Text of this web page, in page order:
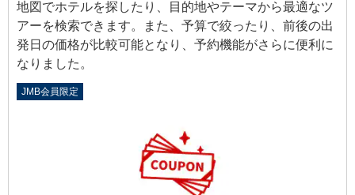
地図でホテルを探したり、目的地やテーマから最適なツ
アーを検索できます。また、予算で絞ったり、前後の出
発日の価格が比較可能となり、予約機能がさらに便利に
なりました。
JMB会員限定